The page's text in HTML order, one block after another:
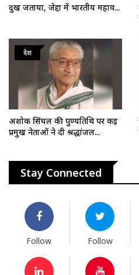
दुख जताया, जेद्दा में भारतीय महाव...
देश
अशोक सिंघल की पुण्यतिथि पर कई
प्रमुख नेताओं ने दी श्रद्धांजल...
Stay Connected
Follow Follow